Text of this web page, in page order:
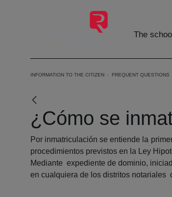
The school
INFORMATION TO THE CITIZEN FREQUENT QUESTIONS
¿Cómo se
Por inmatriculación se entiende la
procedimientos previstos en la Ley
Mediante expediente de dominio,
en cualquiera de los distritos notariales